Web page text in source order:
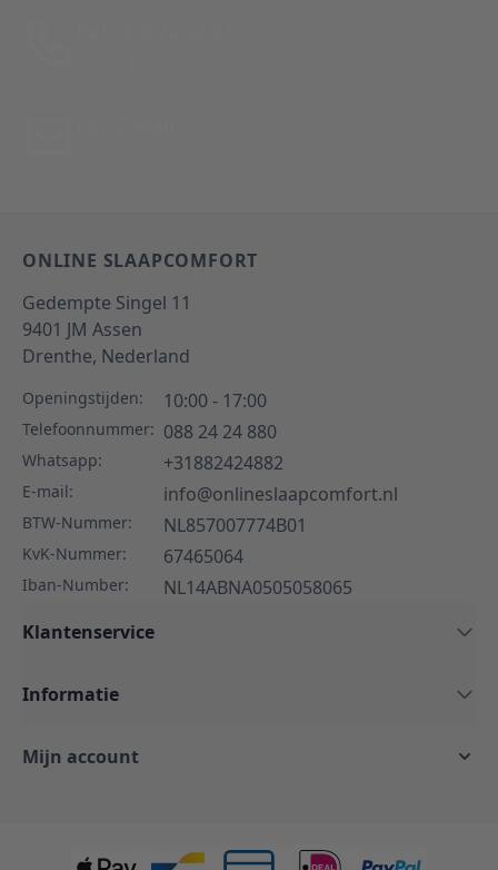
ONLINE SLAAPCOMFORT
Gedempte Singel 11
9401 JM Assen
Drenthe, Nederland
Openingstijden: 10:00 - 17:00
Telefoonnummer: 088 24 24 880
Whatsapp: +31882424882
E-mail: info@onlineslaapcomfort.nl
BTW-Nummer: NL857007774B01
KvK-Nummer: 67465064
Iban-Number:
NL14ABNA0505058065
Klantenservice
Informatie
Mijn account